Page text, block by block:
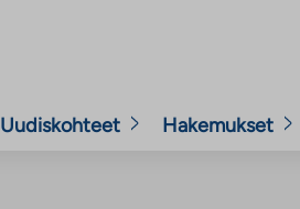
Uudiskohteet Hakemukset